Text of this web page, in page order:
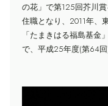
の花」で第125回芥川
住職となり、2011年、
「たまきはる福島基金
で、平成25年度(第64回